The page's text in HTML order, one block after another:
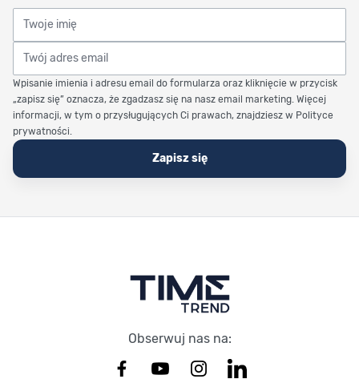
Twoje imię
Twój adres email
Wpisanie imienia i adresu email do formularza oraz kliknięcie w przycisk
„zapisz się” oznacza, że zgadzasz się na nasz email marketing. Więcej
informacji, w tym o przysługujących Ci prawach, znajdziesz w Polityce
prywatności.
Zapisz się
Obserwuj nas na: